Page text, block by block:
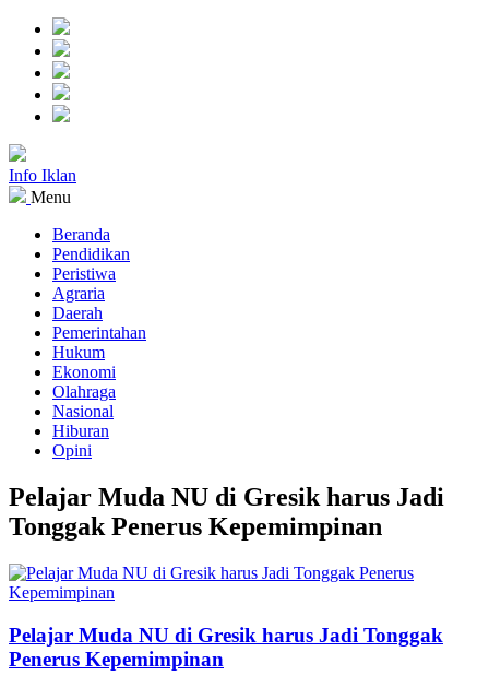
Info Iklan
Menu
Beranda
Pendidikan
Peristiwa
Agraria
Daerah
Pemerintahan
Hukum
Ekonomi
Olahraga
Nasional
Hiburan
Opini
Pelajar Muda NU di Gresik harus Jadi
Tonggak Penerus Kepemimpinan
Pelajar Muda NU di Gresik harus Jadi Tonggak
Penerus Kepemimpinan